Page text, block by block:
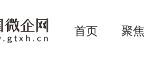
首页 聚焦